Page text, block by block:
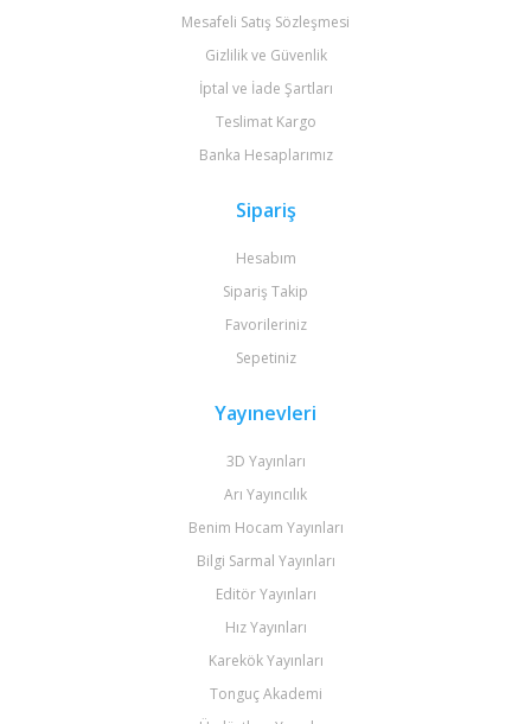
Mesafeli Satış Sözleşmesi
Gizlilik ve Güvenlik
İptal ve İade Şartları
Teslimat Kargo
Banka Hesaplarımız
Sipariş
Hesabım
Sipariş Takip
Favorileriniz
Sepetiniz
Yayınevleri
3D Yayınları
Arı Yayıncılık
Benim Hocam Yayınları
Bilgi Sarmal Yayınları
Editör Yayınları
Hız Yayınları
Karekök Yayınları
Tonguç Akademi